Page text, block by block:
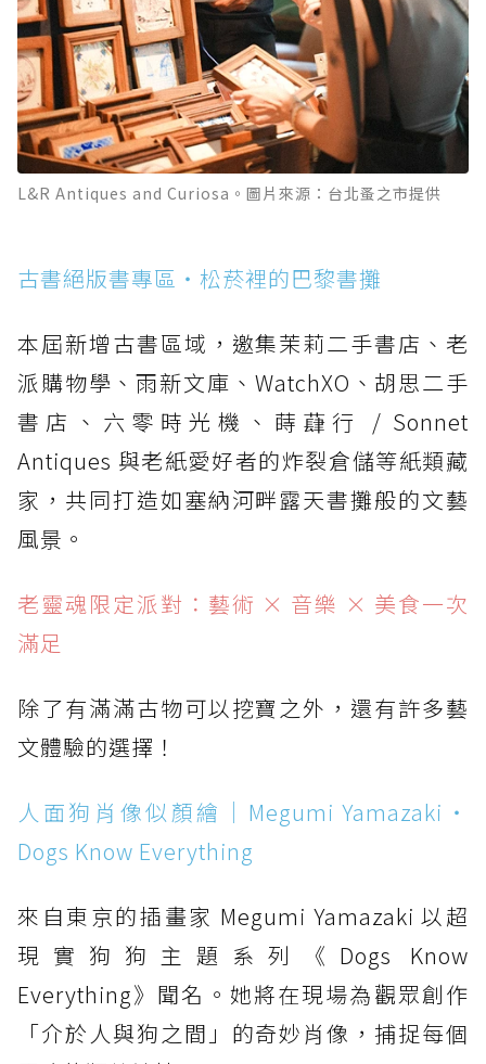
L&R Antiques and Curiosa。圖片來源：台北蚤之市提供
古書絕版書專區・松菸裡的巴黎書攤
本屆新增古書區域，邀集茉莉二手書店、老
派購物學、雨新文庫、WatchXO、胡思二手
書店、六零時光機、蒔蕼行 / Sonnet
Antiques 與老紙愛好者的炸裂倉儲等紙類藏
家，共同打造如塞納河畔露天書攤般的文藝
風景。
老靈魂限定派對：藝術 × 音樂 × 美食一次
滿足
除了有滿滿古物可以挖寶之外，還有許多藝
文體驗的選擇！
人面狗肖像似顏繪｜Megumi Yamazaki・
Dogs Know Everything
來自東京的插畫家 Megumi Yamazaki 以超
現實狗狗主題系列《Dogs Know
Everything》聞名。她將在現場為觀眾創作
「介於人與狗之間」的奇妙肖像，捕捉每個